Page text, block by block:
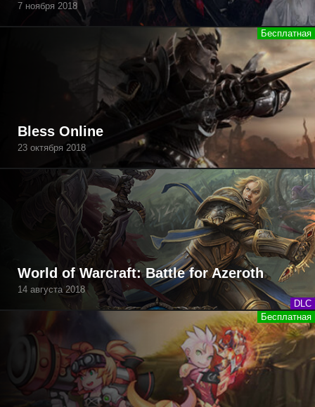
7 ноября 2018
Bless Online
23 октября 2018
DLC
World of Warcraft: Battle for Azeroth
14 августа 2018